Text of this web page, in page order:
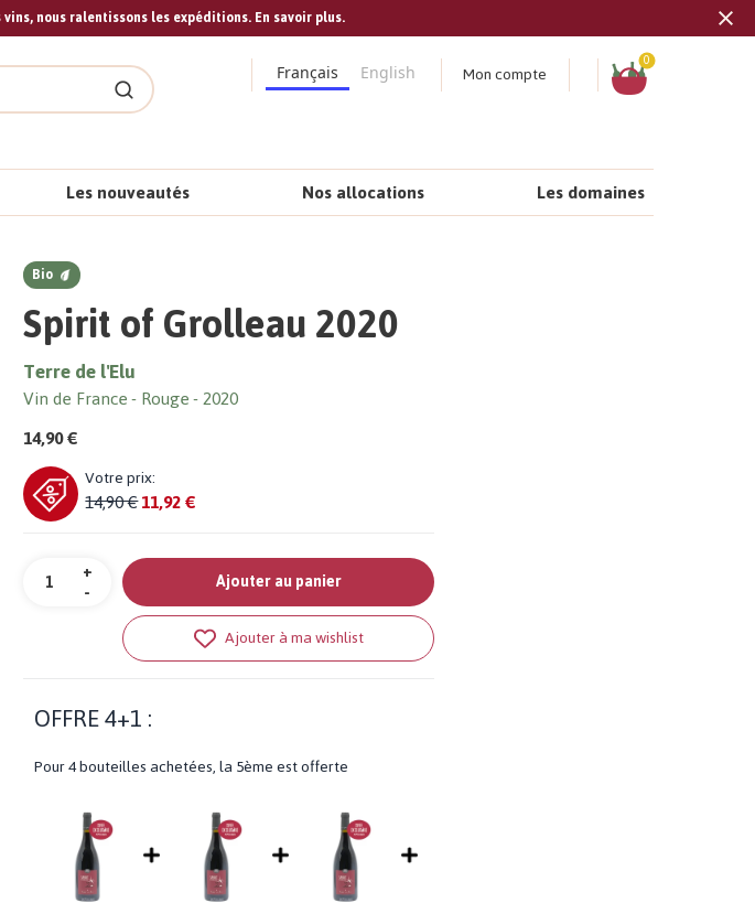
nous ralentissons les expéditions. En savoir plus.
Rechercher
Français English Mon compte
Panier
0
Les nouveautés Nos allocations Les domaines
Bio
Spirit of Grolleau 2020
Terre de l'Elu
Vin de France Rouge 2020
14,90 €
Votre prix:
14,90 €11,92 €
Quantité +
-
Ajouter au panier
Ajouter à ma wishlist
OFFRE 4+1 :
Pour 4 bouteilles achetées, la 5ème est offerte